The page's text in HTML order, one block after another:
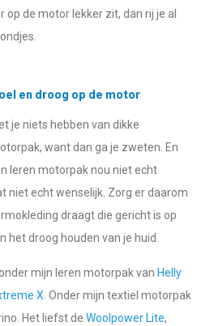
de motor lekker zit, dan rij je al
en droog op de motor
je niets hebben van dikke
want dan ga je zweten. En
leren motorpak nou niet echt
niet echt wenselijk. Zorg er daarom
draagt die gericht is op
het droog houden van je huid.
mijn leren motorpak van Helly
X . Onder mijn textiel motorpak
Het liefst deWoolpower Lite,